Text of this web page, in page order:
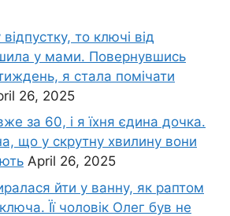
то ключі від
у мами. Повернувшись
я стала помічати
26, 2025
за 60, і я їхня єдина дочка.
що у скрутну хвилину вони
April 26, 2025
йти у ванну, як раптом
Її чоловік Олег був не